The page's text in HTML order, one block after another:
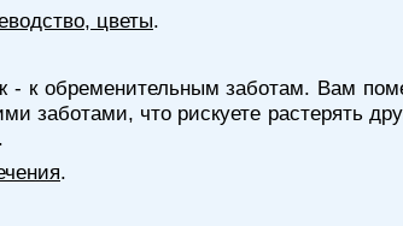
цветы.
- к обременительным заботам. Вам
заботами, что рискуете растерять
.